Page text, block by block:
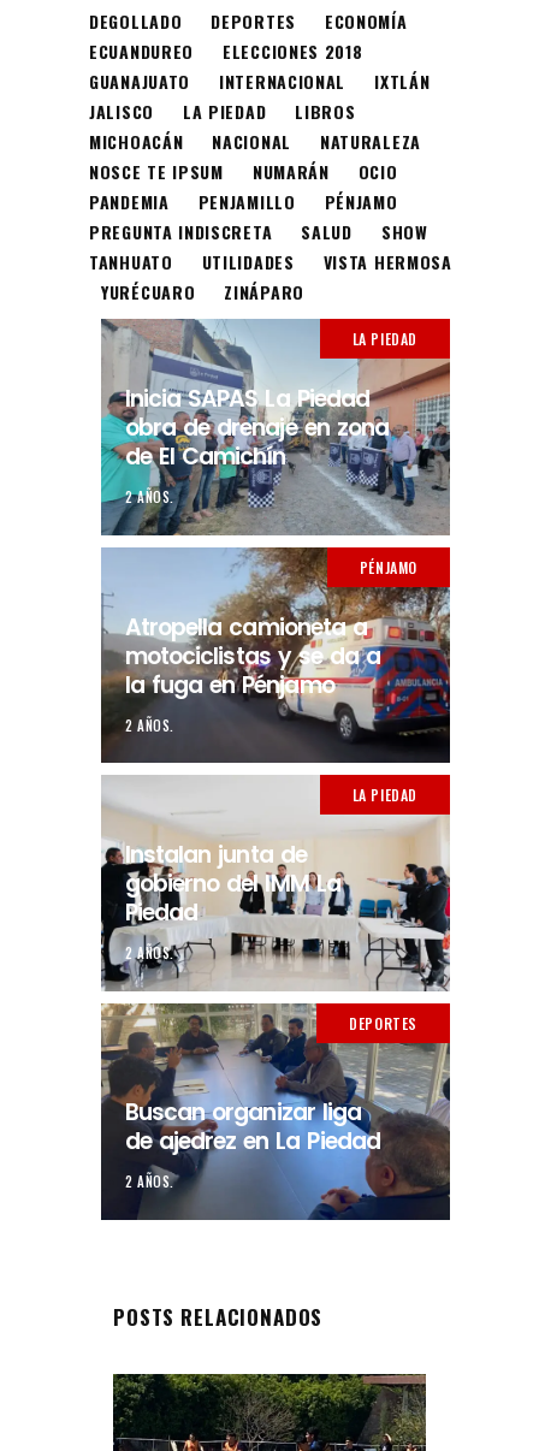
DEGOLLADO
DEPORTES
ECONOMÍA
ECUANDUREO
ELECCIONES 2018
GUANAJUATO
INTERNACIONAL
IXTLÁN
JALISCO
LA PIEDAD
LIBROS
MICHOACÁN
NACIONAL
NATURALEZA
NOSCE TE IPSUM
NUMARÁN
OCIO
PANDEMIA
PENJAMILLO
PÉNJAMO
PREGUNTA INDISCRETA
SALUD
SHOW
TANHUATO
UTILIDADES
VISTA HERMOSA
YURÉCUARO
ZINÁPARO
LA PIEDAD
Inicia SAPAS La Piedad
obra de drenaje en zona
de El Camichín
2 AÑOS.
PÉNJAMO
Atropella camioneta a
motociclistas y se da a
la fuga en Pénjamo
2 AÑOS.
LA PIEDAD
Instalan junta de
gobierno del IMM La
Piedad
2 AÑOS.
DEPORTES
Buscan organizar liga
de ajedrez en La Piedad
2 AÑOS.
POSTS RELACIONADOS